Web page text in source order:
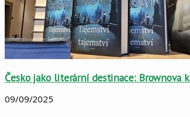
Česko jako literární destinace:
09/09/2025